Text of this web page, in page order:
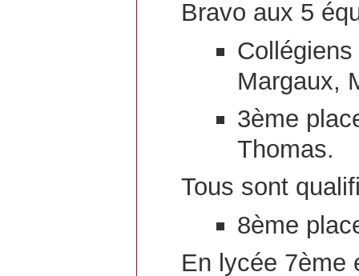
Bravo aux 5
Margaux,
3ème
Thomas.
Tous sont
8ème
En lycée 7ème